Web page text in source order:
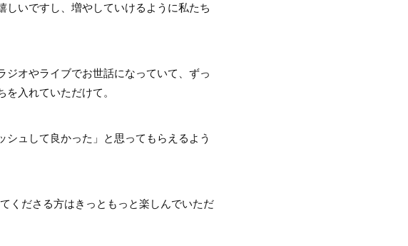
いですし、増やしていけるように私たち
オやライブでお世話になっていて、ずっ
入れていただけて。
ュして良かった」と思ってもらえるよう
くださる方はきっともっと楽しんでいただ